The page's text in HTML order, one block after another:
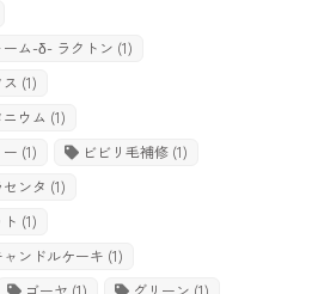
ーム-δ- ラクトン (1)
(1)
ウム (1)
(1) ビビリ毛補修 (1)
ンタ (1)
(1)
ンドルケーキ (1)
ゴーヤ (1) グリーン (1)